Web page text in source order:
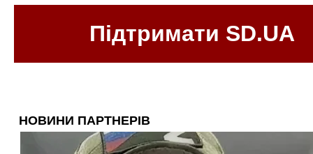
Підтримати SD.UA